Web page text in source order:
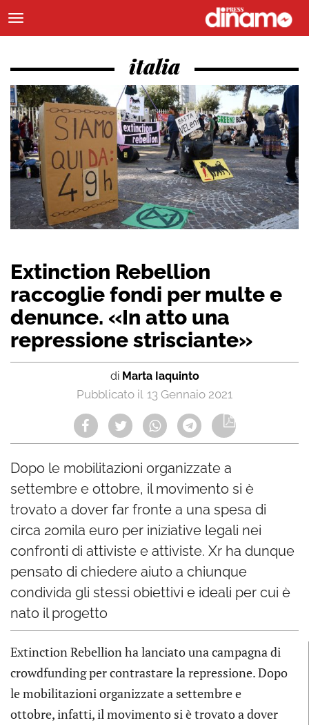
italia
Extinction Rebellion
raccoglie fondi per multe e
denunce. «In atto una
repressione strisciante»
di Marta Iaquinto
13 Gennaio 2021
Dopo le mobilitazioni organizzate a
settembre e ottobre, il movimento si è
trovato a dover far fronte a una spesa di
circa 20mila euro per iniziative legali nei
confronti di attiviste e attiviste. Xr ha dunque
pensato di chiedere aiuto a chiunque
condivida gli stessi obiettivi e ideali per cui è
nato il progetto
Extinction Rebellion ha lanciato una campagna di
crowdfunding per contrastare la repressione. Dopo
le mobilitazioni organizzate a settembre e
ottobre, infatti, il movimento si è trovato a dover